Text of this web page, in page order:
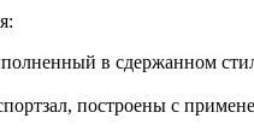
в сдержанном
построены с